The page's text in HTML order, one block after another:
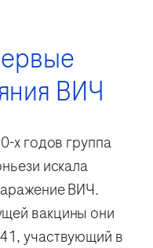
ВИЧ
х годов группа
искала
ВИЧ.
вакцины они
участвующий в